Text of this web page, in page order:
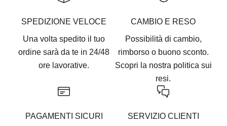
SPEDIZIONE VELOCE
Una volta spedito il tuo
ordine sarà da te in 24/48
ore lavorative.
CAMBIO E RESO
Possibilità di cambio,
rimborso o buono sconto.
Scopri la nostra politica sui
resi.
PAGAMENTI SICURI
SERVIZIO CLIENTI